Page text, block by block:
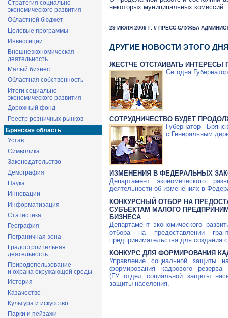
Стратегия социально-
экономического развития
Областной бюджет
Целевые программы
Инвестиции
Внешнеэкономическая
деятельность
Малый бизнес
Областная собственность
Итоги социально –
экономического развития
Дорожный фонд
Реестр розничных рынков
Брянская область
Устав
Символика
Законодательство
Демография
Наука
Инновации
Информатизация
Статистика
География
Пограничная зона
Градостроительная
деятельность
Природопользование
и охрана окружающей среды
История
Казачество
Культура и искусство
Парки и пейзажи
некоторых муниципальных комиссий.
29 ИЮЛЯ 2009 Г. // ПРЕСС-СЛУЖБА
ДРУГИЕ НОВОСТИ ЭТОГО
ЖЕСТЧЕ ОТСТАИВАТЬ ИНТЕРЕСЫ
Сегодня
СОТРУДНИЧЕСТВО БУДЕТ
Губернатор
с Генеральным
ИЗМЕНЕНИЯ В ФЕДЕРАЛЬНЫХ
Департамент экономического
деятельности об изменениях в
КОНКУРСНЫЙ ОТБОР НА
СУБЪЕКТАМ МАЛОГО
БИЗНЕСА
Департамент экономического
отбора на предоставлении
предпринимательства для создания
КОНКУРС ДЛЯ ФОРМИРОВАНИЯ
Управление социальной защиты
формирования кадрового
(ГУ отдел социальной защиты
защиты населения.